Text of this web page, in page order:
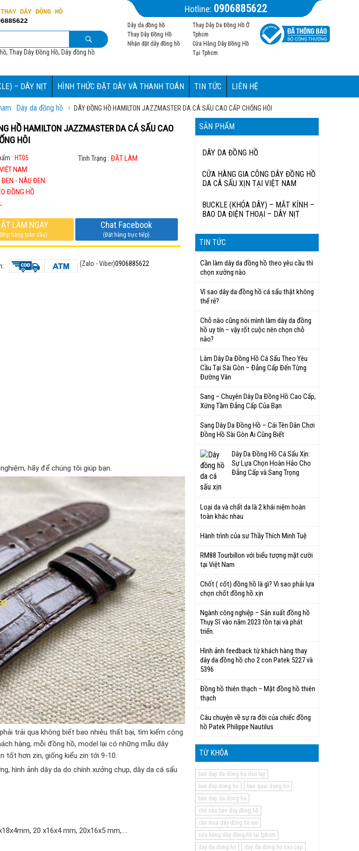
DÂY ĐỒNG HỒ
Thay Dây Đồng Hồ, Dây đồng hồ
Hotline: 0906885622
Dây da đồng hồ
Thay Dây Đồng Hồ
Nhận đặt dây đồng hồ
Thay Dây Da Đồng Hồ Ở
Tphcm
Cửa Hàng Dây Đồng Hồ
Tại Tphcm
– DÂY NỊT HÌNH THỨC ĐẶT DÂY VÀ THANH TOÁN TIN TỨC LIÊN HỆ
Dây da đồng hồ › DÂY ĐỒNG HỒ HAMILTON JAZZMASTER DA CÁ SẤU CAO CẤP CHỐNG HÔI
HỒ HAMILTON JAZZMASTER DA CÁ SẤU CAO
HÔI
: HT05 Tình Trạng : ĐẶT LÀM
VIỆT NAM
ĐEN - NÂU ĐEN
ĐỒNG HỒ
LÀM NGAY
hàng toàn cầu)
Chat Facebook
(Đặt hàng trực tiếp)
(Zalo - Viber)0906885622
hãy để chúng tôi giúp bạn.
trải qua không biết bao nhiêu thất bại, tìm kiếm công
hàng, mỗi đồng hồ, model lại có những mẫu dây
tốt hơn zin, giống kiểu zin tới 9-10.
hình ảnh dây da do chính xưởng chụp, dây da cá sấu
20 x16x4 mm, 20x16x5 mm,….
SẢN PHẨM
DÂY DA ĐỒNG HỒ
CỬA HÀNG GIA CÔNG DÂY ĐỒNG HỒ
DA CÁ SẤU XỊN TẠI VIỆT NAM
BUCKLE (KHÓA DÂY) – MẮT KÍNH –
BAO DA ĐIỆN THOẠI – DÂY NỊT
TIN TỨC
Cần làm dây da đồng hồ theo yêu cầu thì
chọn xưởng nào
Vì sao dây da đồng hồ cá sấu thật không
thể rẻ?
Chỗ nào cũng nói mình làm dây da đồng
hồ uy tín – vậy rốt cuộc nên chọn chỗ
nào?
Làm Dây Da Đồng Hồ Cá Sấu Theo Yêu
Cầu Tại Sài Gòn – Đẳng Cấp Đến Từng
Đường Vân
Sang – Chuyên Dây Da Đồng Hồ Cao Cấp,
Xứng Tầm Đẳng Cấp Của Bạn
Sang Dây Da Đồng Hồ – Cái Tên Dân Chơi
Đồng Hồ Sài Gòn Ai Cũng Biết
Dây Da Đồng Hồ Cá Sấu Xịn:
Sự Lựa Chọn Hoàn Hảo Cho
Đẳng Cấp và Sang Trọng
Loại da và chất da là 2 khái niệm hoàn
toàn khác nhau
Hành trình của sư Thầy Thích Minh Tuệ
RM88 Tourbillon với biểu tượng mặt cười
tại Việt Nam
Chốt ( cốt) đồng hồ là gì? Vì sao phải lựa
chọn chốt đồng hồ xịn
Ngành công nghiệp – Sản xuất đồng hồ
Thụy Sĩ vào năm 2023 tồn tại và phát
triển.
Hình ảnh feedback từ khách hàng thay
dây da đồng hồ cho 2 con Patek 5227 và
5396
Đồng hồ thiên thạch – Mặt đồng hồ thiên
thạch
Câu chuyện về sự ra đời của chiếc đồng
hồ Patek Philippe Nautilus
TỪ KHÓA
ban day da dong ho deo tay
ban day dong ho
ban quai dong ho
bán day da dong ho
chỗ nào bán dây đồng hồ
cần mua dây đồng hồ xịn
cửa hàng dây đồng hồ tại tphcm
day da dong ho
day da dong ho cao cap